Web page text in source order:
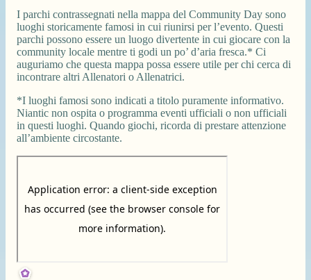
I parchi contrassegnati nella mappa del Community Day sono
luoghi storicamente famosi in cui riunirsi per l’evento. Questi
parchi possono essere un luogo divertente in cui giocare con la
community locale mentre ti godi un po’ d’aria fresca.* Ci
auguriamo che questa mappa possa essere utile per chi cerca di
incontrare altri Allenatori o Allenatrici.
*I luoghi famosi sono indicati a titolo puramente informativo.
Niantic non ospita o programma eventi ufficiali o non ufficiali
in questi luoghi. Quando giochi, ricorda di prestare attenzione
all’ambiente circostante.